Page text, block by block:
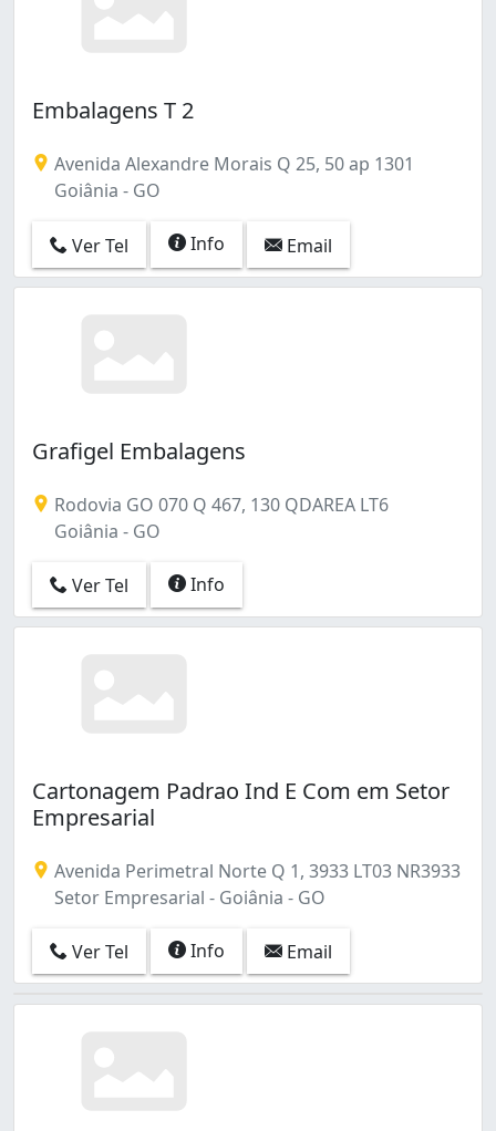
Embalagens T 2
Avenida Alexandre Morais Q 25, 50 ap 1301
Goiânia - GO
Ver Tel Info Email
Grafigel Embalagens
Rodovia GO 070 Q 467, 130 QDAREA LT6
Goiânia - GO
Ver Tel Info
Cartonagem Padrao Ind E Com em Setor
Empresarial
Avenida Perimetral Norte Q 1, 3933 LT03 NR3933
Setor Empresarial - Goiânia - GO
Ver Tel Info Email